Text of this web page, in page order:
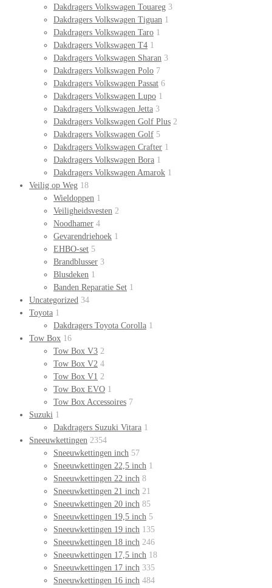
Dakdragers Volkswagen Touareg 3
Dakdragers Volkswagen Tiguan 1
Dakdragers Volkswagen Taro 1
Dakdragers Volkswagen T4 1
Dakdragers Volkswagen Sharan 3
Dakdragers Volkswagen Polo 7
Dakdragers Volkswagen Passat 6
Dakdragers Volkswagen Lupo 1
Dakdragers Volkswagen Jetta 3
Dakdragers Volkswagen Golf Plus 2
Dakdragers Volkswagen Golf 5
Dakdragers Volkswagen Crafter 1
Dakdragers Volkswagen Bora 1
Dakdragers Volkswagen Amarok 1
Veilig op Weg 18
Wieldoppen 1
Veiligheidsvesten 2
Noodhamer 4
Gevarendriehoek 1
EHBO-set 5
Brandblusser 3
Blusdeken 1
Banden Reparatie Set 1
Uncategorized 34
Toyota 1
Dakdragers Toyota Corolla 1
Tow Box 16
Tow Box V3 2
Tow Box V2 4
Tow Box V1 2
Tow Box EVO 1
Tow Box Accessoires 7
Suzuki 1
Dakdragers Suzuki Vitara 1
Sneeuwkettingen 2354
Sneeuwkettingen inch 57
Sneeuwkettingen 22,5 inch 1
Sneeuwkettingen 22 inch 8
Sneeuwkettingen 21 inch 21
Sneeuwkettingen 20 inch 85
Sneeuwkettingen 19,5 inch 5
Sneeuwkettingen 19 inch 135
Sneeuwkettingen 18 inch 246
Sneeuwkettingen 17,5 inch 18
Sneeuwkettingen 17 inch 335
Sneeuwkettingen 16 inch 484